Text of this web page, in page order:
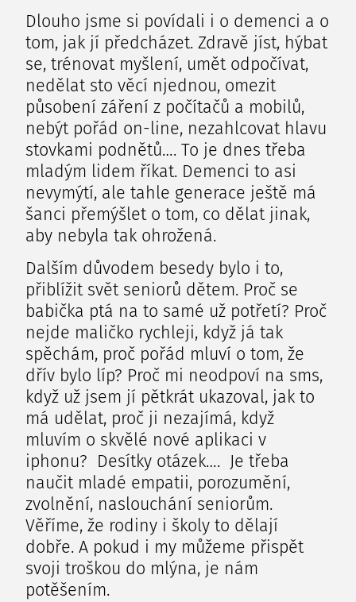
Dlouho jsme si povídali i o demenci a o
tom, jak jí předcházet. Zdravě jíst, hýbat
se, trénovat myšlení, umět odpočívat,
nedělat sto věcí njednou, omezit
působení záření z počítačů a mobilů,
nebýt pořád on-line, nezahlcovat hlavu
stovkami podnětů…. To je dnes třeba
mladým lidem říkat. Demenci to asi
nevymýtí, ale tahle generace ještě má
šanci přemýšlet o tom, co dělat jinak,
aby nebyla tak ohrožená.
Dalším důvodem besedy bylo i to,
přiblížit svět seniorů dětem. Proč se
babička ptá na to samé už potřetí? Proč
nejde maličko rychleji, když já tak
spěchám, proč pořád mluví o tom, že
dřív bylo líp? Proč mi neodpoví na sms,
když už jsem jí pětkrát ukazoval, jak to
má udělat, proč ji nezajímá, když
mluvím o skvělé nové aplikaci v
iphonu? Desítky otázek…. Je třeba
naučit mladé empatii, porozumění,
zvolnění, naslouchání seniorům.
Věříme, že rodiny i školy to dělají
dobře. A pokud i my můžeme přispět
svoji troškou do mlýna, je nám
potěšením.